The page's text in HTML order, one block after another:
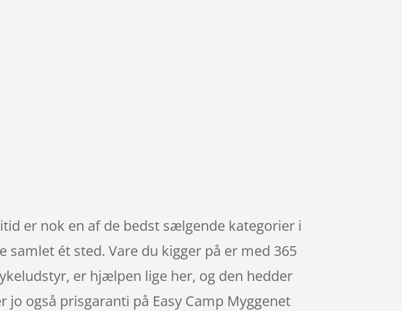
er nok en af de bedst sælgende kategorier i
ét sted. Vare du kigger på er med 365
er hjælpen lige her, og den hedder
også prisgaranti på Easy Camp Myggenet